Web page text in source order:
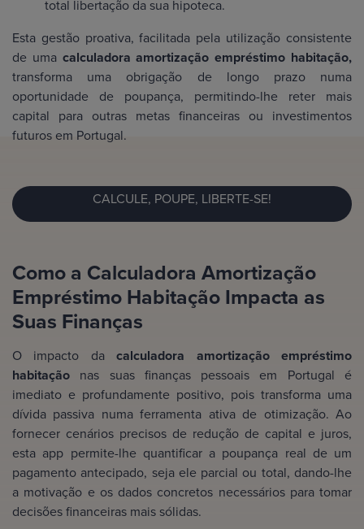
total libertação da sua hipoteca.
Esta gestão proativa, facilitada pela utilização consistente
de uma calculadora amortização empréstimo habitação,
transforma uma obrigação de longo prazo numa
oportunidade de poupança, permitindo-lhe reter mais
capital para outras metas financeiras ou investimentos
futuros em Portugal.
CALCULE, POUPE, LIBERTE-SE!
Como a Calculadora Amortização
Empréstimo Habitação Impacta as
Suas Finanças
O impacto dacalculadora amortização empréstimo
habitação nas suas finanças pessoais em Portugal é
imediato e profundamente positivo, pois transforma uma
dívida passiva numa ferramenta ativa de otimização. Ao
fornecer cenários precisos de redução de capital e juros,
esta app permite-lhe quantificar a poupança real de um
pagamento antecipado, seja ele parcial ou total, dando-lhe
a motivação e os dados concretos necessários para tomar
decisões financeiras mais sólidas.